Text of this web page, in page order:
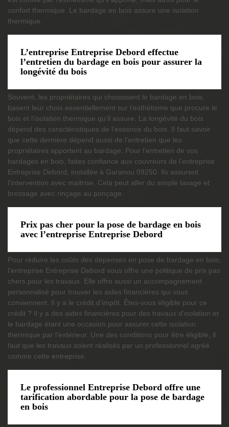
confort thermique. Le bardage en bois assure une isolation
thermique.
L’entreprise Entreprise Debord effectue
l’entretien du bardage en bois pour assurer la
longévité du bois
Souvent, les propriétaires qui choisissent le bardage en bois,
basent leur choix essentiellement sur l’esthétisme que procure le
bois et l’isolation thermique qu’il assure. La longévité du bois
dépend des caractéristiques de l’essence du bois. Il faut savoir
que cette dernière dépend aussi de l’entretien que les
propriétaires apportent au bardage. Pour l’entretien de vos
bardages en bois, faites confiance aux couvreurs de l’entreprise
Entreprise Debord, installée à Garanou 09250. Ils assurent
l’intervention avec maitrise. Cela peut aller du simple lavage et
brossage avec rinçage au ponçage.
Prix pas cher pour la pose de bardage en bois
avec l’entreprise Entreprise Debord
Pour réduire les coûts des dépenses en pose de bardage en bois,
l’entreprise Entreprise Debord vous offre une politique de prix pas
chers pour les travaux. Elle offre aussi un accompagnement
personnalisé pour trouver les aides financières qui vous
conviennent. Il y a le crédit d’impôt. Êtes-vous éligible pour ce
crédit ? Il y a des aides financières pour des travaux d’isolation et
le bardage étant une occasion pour assurer cette isolation
thermique par l’extérieur. Une des conditions pour être éligible, il
faut que les travaux soient réalisés par un professionnel agréé
comme cette entreprise.
Le professionnel Entreprise Debord offre une
tarification abordable pour la pose de bardage
en bois